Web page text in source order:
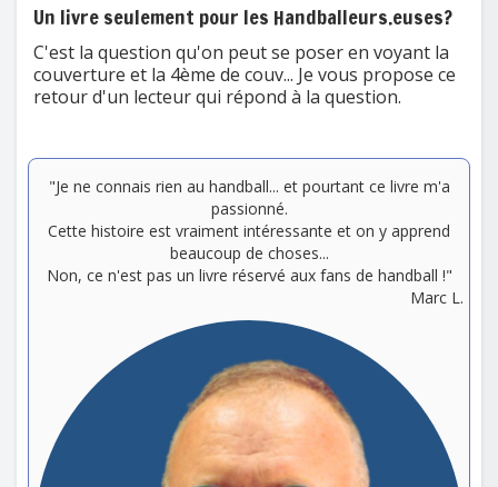
Un livre seulement pour les Handballeurs.euses?
C'est la question qu'on peut se poser en voyant la
couverture et la 4ème de couv... Je vous propose ce
retour d'un lecteur qui répond à la question.
"Je ne connais rien au handball... et pourtant ce livre m'a
passionné.
Cette histoire est vraiment intéressante et on y apprend
beaucoup de choses...
Non, ce n'est pas un livre réservé aux fans de handball !"
Marc L.